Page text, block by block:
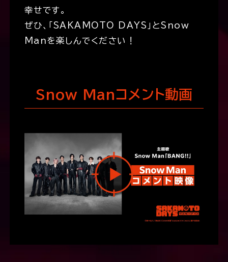
幸せです。
ぜひ、「SAKAMOTO DAYS」とSnow
Manを楽しんでください！
Snow Manコメント動画